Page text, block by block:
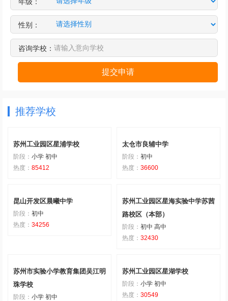
年级：
性别：
咨询学校：
提交申请
推荐学校
苏州工业园区星浦学校
阶段： 小学 初中
热度： 85412
太仓市良辅中学
阶段： 初中
热度： 36600
昆山开发区晨曦中学
阶段： 初中
热度： 34256
苏州工业园区星海实验中学苏茜
路校区（本部）
阶段： 初中 高中
热度： 32430
苏州市实验小学教育集团吴江明
珠学校
阶段： 小学 初中
苏州工业园区星湖学校
阶段： 小学 初中
热度： 30549